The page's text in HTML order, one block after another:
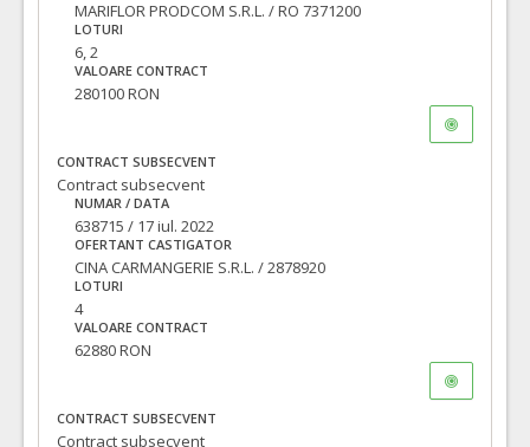
MARIFLOR PRODCOM S.R.L. / RO 7371200
LOTURI
6, 2
VALOARE CONTRACT
280100 RON
CONTRACT SUBSECVENT
Contract subsecvent
NUMAR / DATA
638715 / 17 iul. 2022
OFERTANT CASTIGATOR
CINA CARMANGERIE S.R.L. / 2878920
LOTURI
4
VALOARE CONTRACT
62880 RON
CONTRACT SUBSECVENT
Contract subsecvent